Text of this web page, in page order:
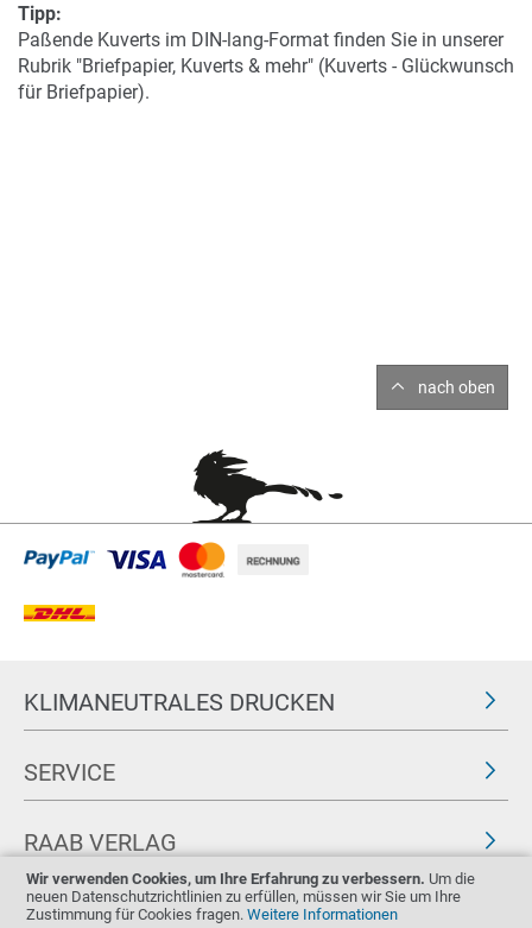
Wir verwenden Cookies, um Ihre Erfahrung zu verbessern. Um die
neuen Datenschutzrichtlinien zu erfüllen, müssen wir Sie um Ihre
Zustimmung für Cookies fragen. Weitere Informationen
Tipp:
Paßende Kuverts im DIN-lang-Format finden Sie in unserer
Rubrik "Briefpapier, Kuverts & mehr" (Kuverts - Glückwunsch
für Briefpapier).
nach oben
KLIMANEUTRALES DRUCKEN
SERVICE
RAAB VERLAG
FOLGEN SIE UNS ZERTIFIKATE